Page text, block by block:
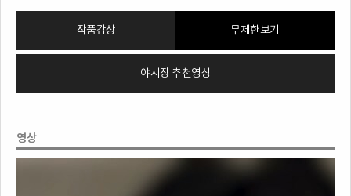
작품감상 무제한보기
야시장 추천영상
영상